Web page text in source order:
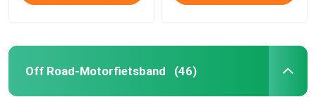
Off Road-Motorfietsband (46)